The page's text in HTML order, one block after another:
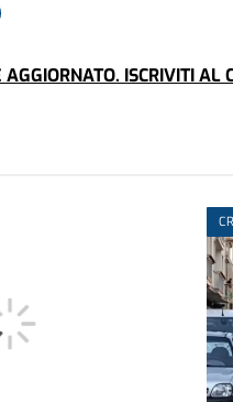
AGGIORNATO. ISCRIVITI